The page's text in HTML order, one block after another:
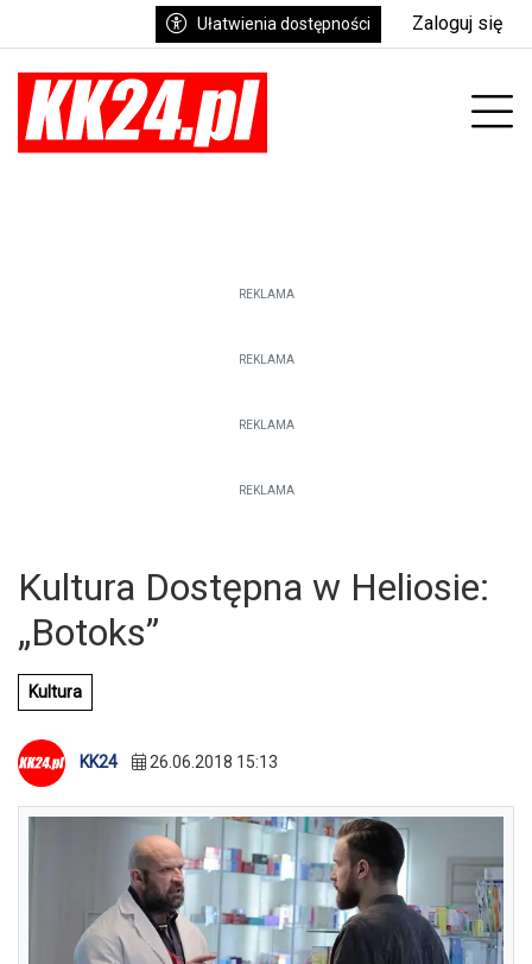
Ułatwienia dostępności Zaloguj się
REKLAMA
REKLAMA
REKLAMA
REKLAMA
Kultura Dostępna w Heliosie:
„Botoks”
Kultura
KK24 26.06.2018 15:13